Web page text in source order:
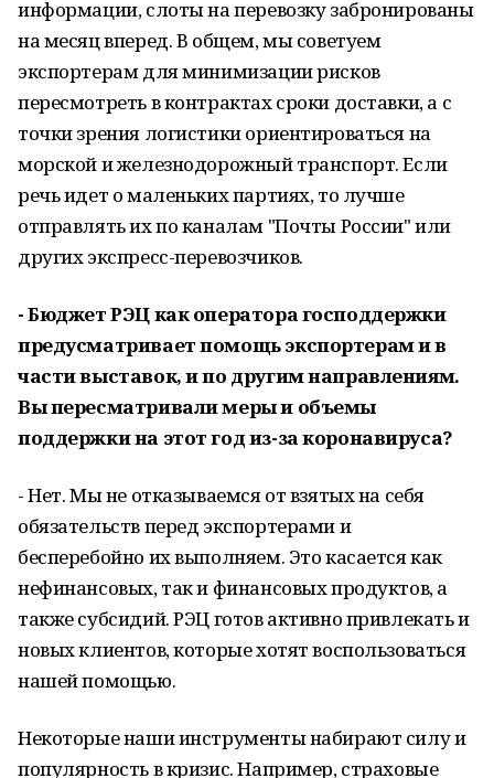
информации, слоты на перевозку забронированы
на месяц вперед. В общем, мы советуем
экспортерам для минимизации рисков
пересмотреть в контрактах сроки доставки, а с
точки зрения логистики ориентироваться на
морской и железнодорожный транспорт. Если
речь идет о маленьких партиях, то лучше
отправлять их по каналам "Почты России" или
других экспресс-перевозчиков.
- Бюджет РЭЦ как оператора господдержки
предусматривает помощь экспортерам и в
части выставок, и по другим направлениям.
Вы пересматривали меры и объемы
поддержки на этот год из-за коронавируса?
- Нет. Мы не отказываемся от взятых на себя
обязательств перед экспортерами и
бесперебойно их выполняем. Это касается как
нефинансовых, так и финансовых продуктов, а
также субсидий. РЭЦ готов активно привлекать и
новых клиентов, которые хотят воспользоваться
нашей помощью.
Некоторые наши инструменты набирают силу и
популярность в кризис. Например, страховые